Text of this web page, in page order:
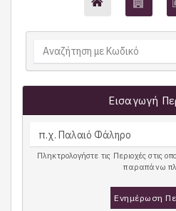
Εισαγωγή
Πληκτρολογήστε τις Περιοχές στις
παραπάνω
Ενημέρωση